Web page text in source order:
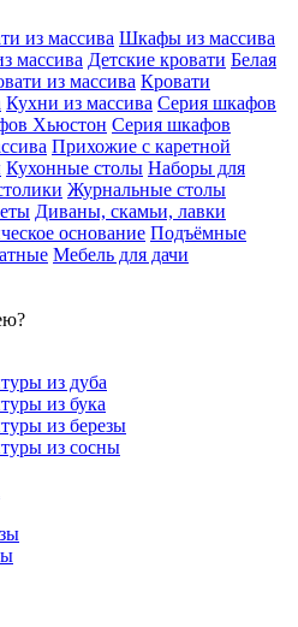
из массива Шкафы из массива
массива Детские кровати Белая
из массива Кровати
Кухни из массива Серия шкафов
Хьюстон Серия шкафов
Прихожие с каретной
Кухонные столы Наборы для
Журнальные столы
Диваны, скамьи, лавки
основание Подъёмные
Мебель для дачи
из дуба
из бука
из березы
из сосны